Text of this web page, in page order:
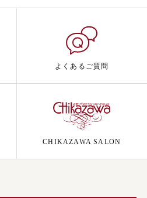
よくあるご質問
CHIKAZAWA SALON